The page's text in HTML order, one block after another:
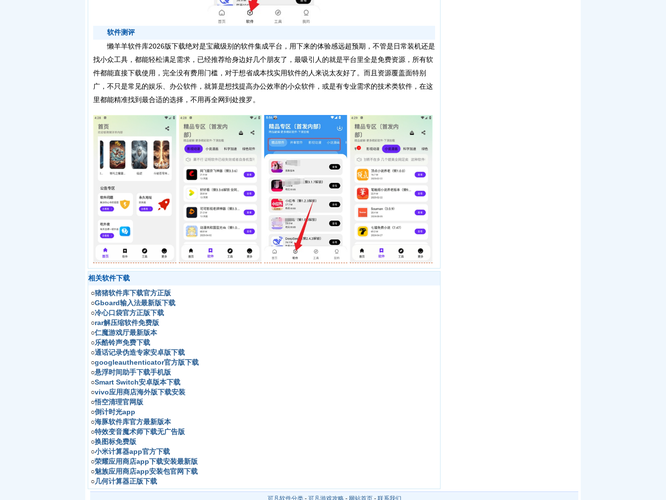
软件测评
懒羊羊软件库2026版下载绝对是宝藏级别的软件集成平台，用下来的体验感远超预期，不管是日常装机还是
找小众工具，都能轻松满足需求，已经推荐给身边好几个朋友了，最吸引人的就是平台里全是免费资源，所有软
件都能直接下载使用，完全没有费用门槛，对于想省成本找实用软件的人来说太友好了。而且资源覆盖面特别
广，不只是常见的娱乐、办公软件，就算是想找提高办公效率的小众软件，或是有专业需求的技术类软件，在这
里都能精准找到最合适的选择，不用再全网到处搜罗。
相关软件下载
○猪猪软件库下载官方正版
○Gboard输入法最新版下载
○冷心口袋官方正版下载
○rar解压缩软件免费版
○仁魔游戏厅最新版本
○乐酷铃声免费下载
○通话记录伪造专家安卓版下载
○googleauthenticator官方版下载
○悬浮时间助手下载手机版
○Smart Switch安卓版本下载
○vivo应用商店海外版下载安装
○悟空清理官网版
○倒计时光app
○海豚软件库官方最新版本
○特效变音魔术师下载无广告版
○换图标免费版
○小米计算器app官方下载
○荣耀应用商店app下载安装最新版
○魅族应用商店app安装包官网下载
○几何计算器正版下载
可凡软件分类- 可凡游戏攻略- 网站首页- 联系我们